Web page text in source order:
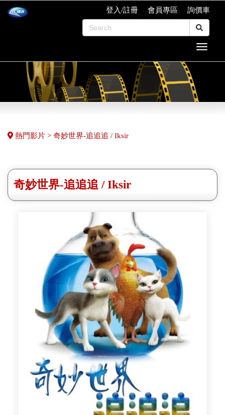
登入/註冊 會員專區 詢價車
熱門影片 > 奇妙世界-追追追 / Iksir
奇妙世界-追追追 / Iksir